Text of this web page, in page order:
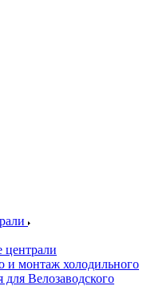
централи
и монтаж холодильного
для Велозаводского